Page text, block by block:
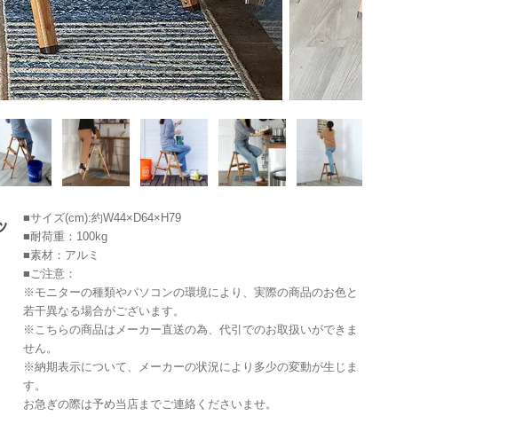
■サイズ(cm):約W44×D64×H79
■耐荷重：100kg
■素材：アルミ
■ご注意：
※モニターの種類やパソコンの環境により、実際の商品のお色と
若干異なる場合がございます。
※こちらの商品はメーカー直送の為、代引でのお取扱いができま
せん。
※納期表示について、メーカーの状況により多少の変動が生じま
す。
お急ぎの際は予め当店までご連絡くださいませ。